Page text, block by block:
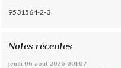
9531564-2-3
Notes récentes
jeudi 06 août 2026 00h07